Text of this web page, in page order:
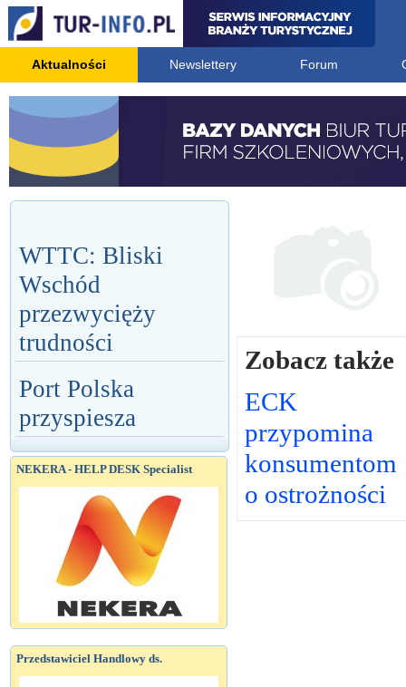
Aktualności Newslettery Forum
WTTC: Bliski
Wschód
przezwycięży
trudności
Port Polska
przyspiesza
NEKERA - HELP DESK Specialist
Przedstawiciel Handlowy ds.
Zobacz także
ECK
przypomina
konsumentom
o ostrożności